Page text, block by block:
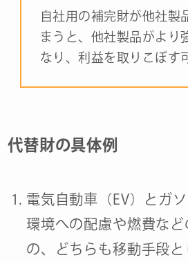
自社用の補完財が他社製
まうと、他社製品がより
なり、利益を取りこぼす
代替財の具体例
電気自動車（EV）とガ
環境への配慮や燃費な
の、どちらも移動手段